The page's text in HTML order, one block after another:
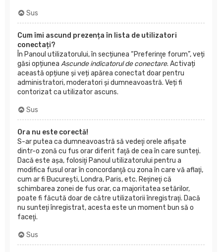
Sus
Cum îmi ascund prezența în lista de utilizatori
conectați?
În Panoul utilizatorului, în secțiunea “Preferinţe forum”, veți
găsi opțiunea Ascunde indicatorul de conectare. Activați
această opțiune și veți apărea conectat doar pentru
administratori, moderatori și dumneavoastră. Veți fi
contorizat ca utilizator ascuns.
Sus
Ora nu este corectă!
S-ar putea ca dumneavoastră să vedeţi orele afişate
dintr-o zonă cu fus orar diferit faţă de cea în care sunteţi.
Dacă este aşa, folosiţi Panoul utilizatorului pentru a
modifica fusul orar în concordanţă cu zona în care vă aflaţi,
cum ar fi Bucureşti, Londra, Paris, etc. Reţineţi că
schimbarea zonei de fus orar, ca majoritatea setărilor,
poate fi făcută doar de către utilizatorii înregistraţi. Dacă
nu sunteţi înregistrat, acesta este un moment bun să o
faceţi.
Sus